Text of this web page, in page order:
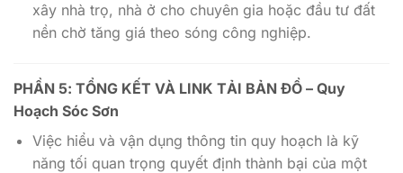
xây nhà trọ, nhà ở cho chuyên gia hoặc đầu tư đất
nền chờ tăng giá theo sóng công nghiệp.
PHẦN 5: TỔNG KẾT VÀ LINK TẢI BẢN ĐỒ – Quy
Hoạch Sóc Sơn
Việc hiểu và vận dụng thông tin quy hoạch là kỹ
năng tối quan trọng quyết định thành bại của một